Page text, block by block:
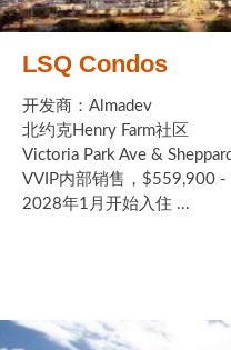
LSQ Condos
开发商：Almadev
北约克Henry Farm社区
Victoria Park Ave &
VVIP内部销售，$559,900
2028年1月开始入住 ...